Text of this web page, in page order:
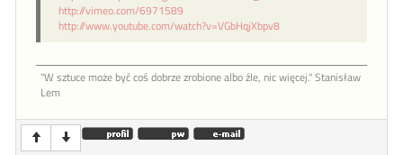
http://vimeo.com/6971589
http://www.youtube.com/watch?v=VGbHqjXbpv8
"W sztu­ce może być coś dob­rze zro­bione al­bo źle, nic więcej." Stanisław
Lem